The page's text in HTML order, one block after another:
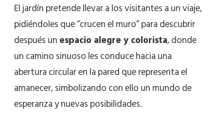
El jardín pretende llevar a los visitantes a un viaje,
pidiéndoles que “crucen el muro” para descubrir
después unespacio alegre y colorista, donde
un camino sinuoso les conduce hacia una
abertura circular en la pared que representa el
amanecer, simbolizando con ello un mundo de
esperanza y nuevas posibilidades.